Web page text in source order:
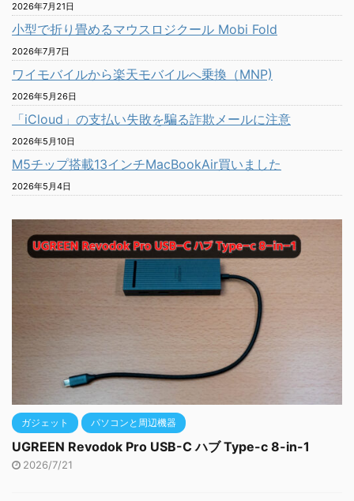
2026年7月21日
小型で折り畳めるマウスロジクール Mobi Fold
2026年7月7日
ワイモバイルから楽天モバイルへ乗換（MNP)
2026年5月26日
「iCloud」の支払い失敗を騙る詐欺メールに注意
2026年5月10日
M5チップ搭載13インチMacBookAir買いました
2026年5月4日
ガジェット パソコンと周辺機器
UGREEN Revodok Pro USB-C ハブ Type-c 8-in-1
2026/7/21